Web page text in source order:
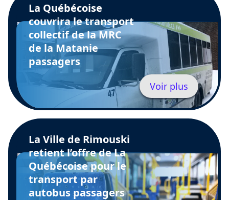
La Québécoise
couvrira le transport
collectif de la MRC
de la Matanie
passagers
Voir plus
La Ville de Rimouski
retient l’offre de La
Québécoise pour le
transport par
autobus passagers